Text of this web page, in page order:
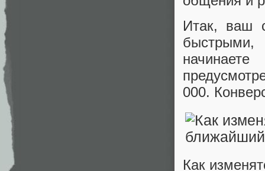
Итак, ваш
000.
Как